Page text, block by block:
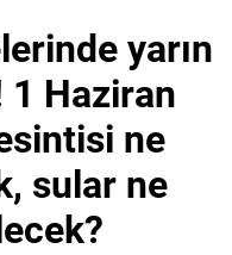
yarın
Haziran
ne
sular ne